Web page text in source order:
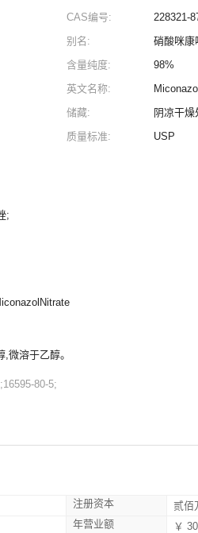
CAS编号:
228321-
别名:
硝酸咪康
含量纯度:
98%
英文名称:
储藏:
阴凉干燥
质量标准: USP
;
微溶于乙醇。
80-5;
注册资本
贰佰
年营业额
￥